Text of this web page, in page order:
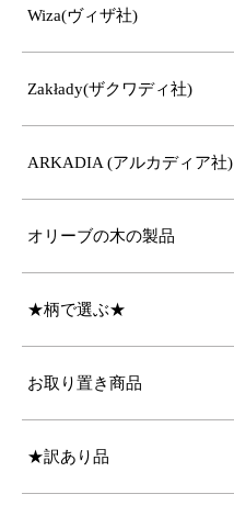
Wiza(ヴィザ社)
Zakłady(ザクワディ社)
ARKADIA (アルカディア社)
オリーブの木の製品
★柄で選ぶ★
お取り置き商品
★訳あり品